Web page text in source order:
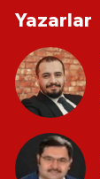
Yazarlar